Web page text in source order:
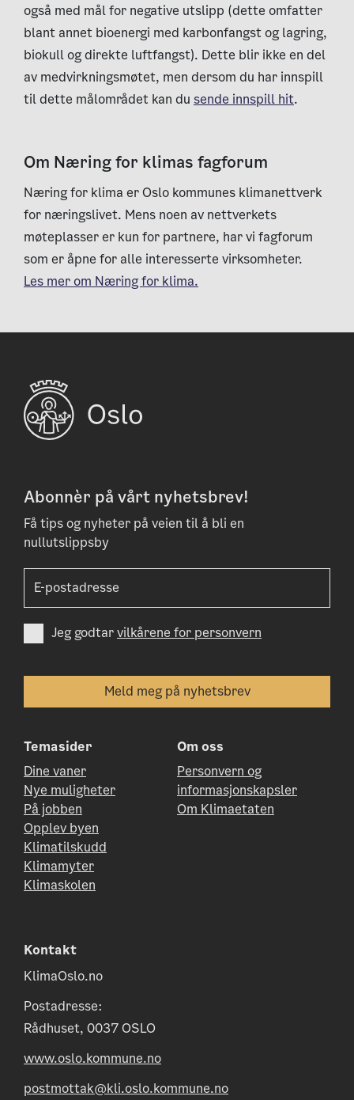
også med mål for negative utslipp (dette omfatter
blant annet bioenergi med karbonfangst og lagring,
biokull og direkte luftfangst). Dette blir ikke en del
av medvirkningsmøtet, men dersom du har innspill
til dette målområdet kan du sende innspill hit.
Om Næring for klimas fagforum
Næring for klima er Oslo kommunes klimanettverk
for næringslivet. Mens noen av nettverkets
møteplasser er kun for partnere, har vi fagforum
som er åpne for alle interesserte virksomheter.
Les mer om Næring for klima.
Abonnèr på vårt nyhetsbrev!
Få tips og nyheter på veien til å bli en
nullutslippsby
Jeg godtarvilkårene for personvern
Temasider
Dine vaner
Nye muligheter
På jobben
Opplev byen
Klimatilskudd
Klimamyter
Klimaskolen
Om oss
Personvern og
informasjonskapsler
Om Klimaetaten
Kontakt
KlimaOslo.no
Postadresse:
Rådhuset, 0037 OSLO
www.oslo.kommune.no
postmottak@kli.oslo.kommune.no